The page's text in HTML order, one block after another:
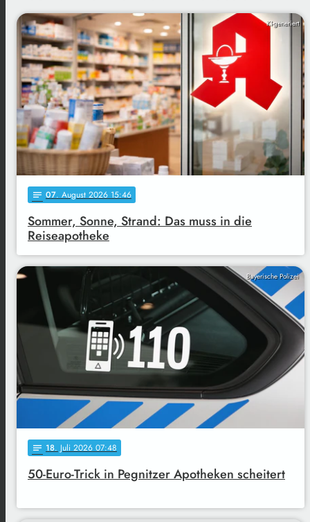
KI-generiert
notes 07. August 2026 15:46
Sommer, Sonne, Strand: Das muss in die
Reiseapotheke
Bayerische Polizei
notes 18. Juli 2026 07:48
50-Euro-Trick in Pegnitzer Apotheken scheitert